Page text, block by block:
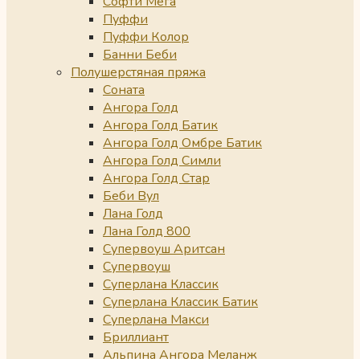
Пуффи
Пуффи Колор
Банни Беби
Полушерстяная пряжа
Соната
Ангора Голд
Ангора Голд Батик
Ангора Голд Омбре Батик
Ангора Голд Симли
Ангора Голд Стар
Беби Вул
Лана Голд
Лана Голд 800
Супервоуш Аритсан
Супервоуш
Суперлана Классик
Суперлана Классик Батик
Суперлана Макси
Бриллиант
Альпина Ангора Меланж